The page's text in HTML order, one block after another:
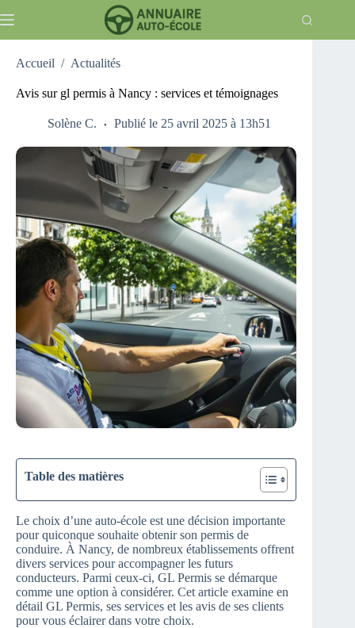
au
Accueil / Actualités
Avis sur gl permis à Nancy : services et témoignages
Solène C. Publié le 25 avril 2025 à 13h51
Table des matières
Le choix d’une auto-école est une décision importante
pour quiconque souhaite obtenir son permis de
conduire. À Nancy, de nombreux établissements offrent
divers services pour accompagner les futurs
conducteurs. Parmi ceux-ci, GL Permis se démarque
comme une option à considérer. Cet article examine en
détail GL Permis, ses services et les avis de ses clients
pour vous éclairer dans votre choix.